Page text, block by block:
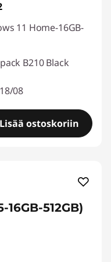
11 Home-16GB-
B210 Black
08
Lisää ostoskoriin
512GB)